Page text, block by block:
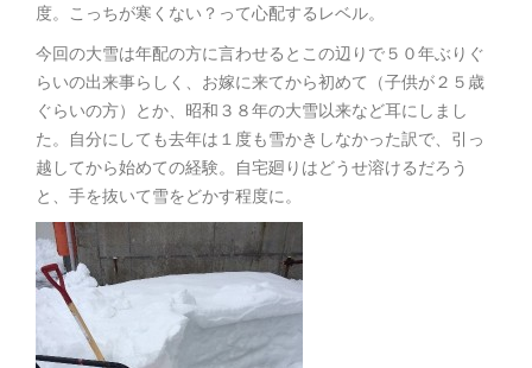
度。こっちが寒くない？って心配するレベル。
今回の大雪は年配の方に言わせるとこの辺りで５０年ぶりぐ
らいの出来事らしく、お嫁に来てから初めて（子供が２５歳
ぐらいの方）とか、昭和３８年の大雪以来など耳にしまし
た。自分にしても去年は１度も雪かきしなかった訳で、引っ
越してから始めての経験。自宅廻りはどうせ溶けるだろう
と、手を抜いて雪をどかす程度に。